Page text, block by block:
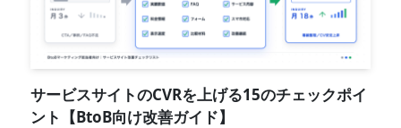
サービスサイトのCVRを上げる15のチェックポイ
ント【BtoB向け改善ガイド】